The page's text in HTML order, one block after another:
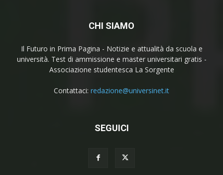
CHI SIAMO
Il Futuro in Prima Pagina - Notizie e attualità da scuola e
università. Test di ammissione e master universitari gratis -
Associazione studentesca La Sorgente
Contattaci: redazione@universinet.it
SEGUICI